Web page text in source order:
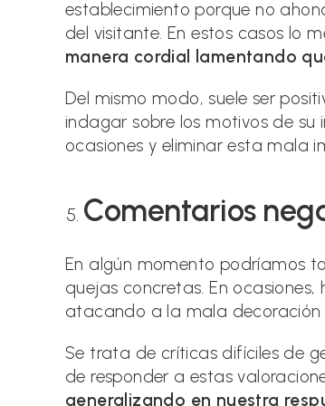
establecimiento porque no
del visitante. En estos casos lo
manera cordial lamentando
Del mismo modo, suele ser
indagar sobre los motivos de
ocasiones y eliminar esta mala
Comentarios
En algún momento podríamos
quejas concretas. En
atacando a la mala decoración
Se trata de críticas difíciles de
de responder a estas
generalizando en nuestra